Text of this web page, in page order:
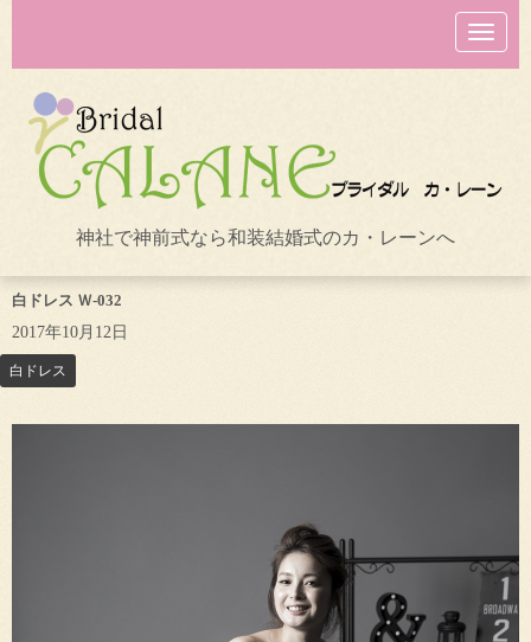
N
a
v
o
n
神社で神前式なら和装結婚式のカ・レーンへ
白ドレス Ｗ-032
2017年10月12日
白ドレス